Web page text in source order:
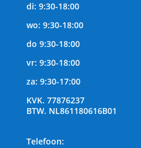
di: 9:30-18:00
wo: 9:30-18:00
do 9:30-18:00
vr: 9:30-18:00
za: 9:30-17:00
KVK. 77876237
BTW. NL861180616B01
Telefoon: